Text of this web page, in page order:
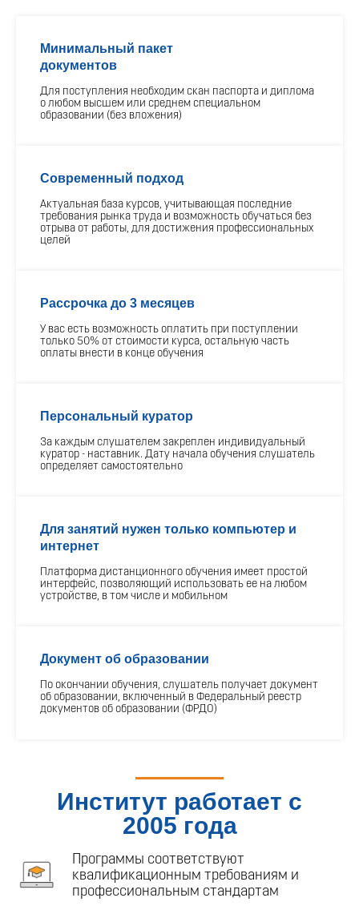
Минимальный пакет
документов
Для поступления необходим скан паспорта и диплома
о любом высшем или среднем специальном
образовании (без вложения)
Современный подход
Актуальная база курсов, учитывающая последние
требования рынка труда и возможность обучаться без
отрыва от работы, для достижения профессиональных
целей
Рассрочка до 3 месяцев
У вас есть возможность оплатить при поступлении
только 50% от стоимости курса, остальную часть
оплаты внести в конце обучения
Персональный куратор
За каждым слушателем закреплен индивидуальный
куратор - наставник. Дату начала обучения слушатель
определяет самостоятельно
Для занятий нужен только компьютер и
интернет
Платформа дистанционного обучения имеет простой
интерфейс, позволяющий использовать ее на любом
устройстве, в том числе и мобильном
Документ об образовании
По окончании обучения, слушатель получает документ
об образовании, включенный в Федеральный реестр
документов об образовании (ФРДО)
Институт работает с
2005 года
Программы соответствуют
квалификационным требованиям и
профессиональным стандартам